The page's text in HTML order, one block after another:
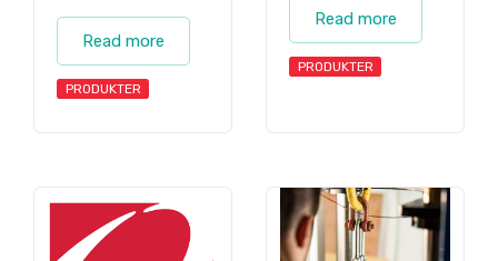
Read more
PRODUKTER
Read more
PRODUKTER